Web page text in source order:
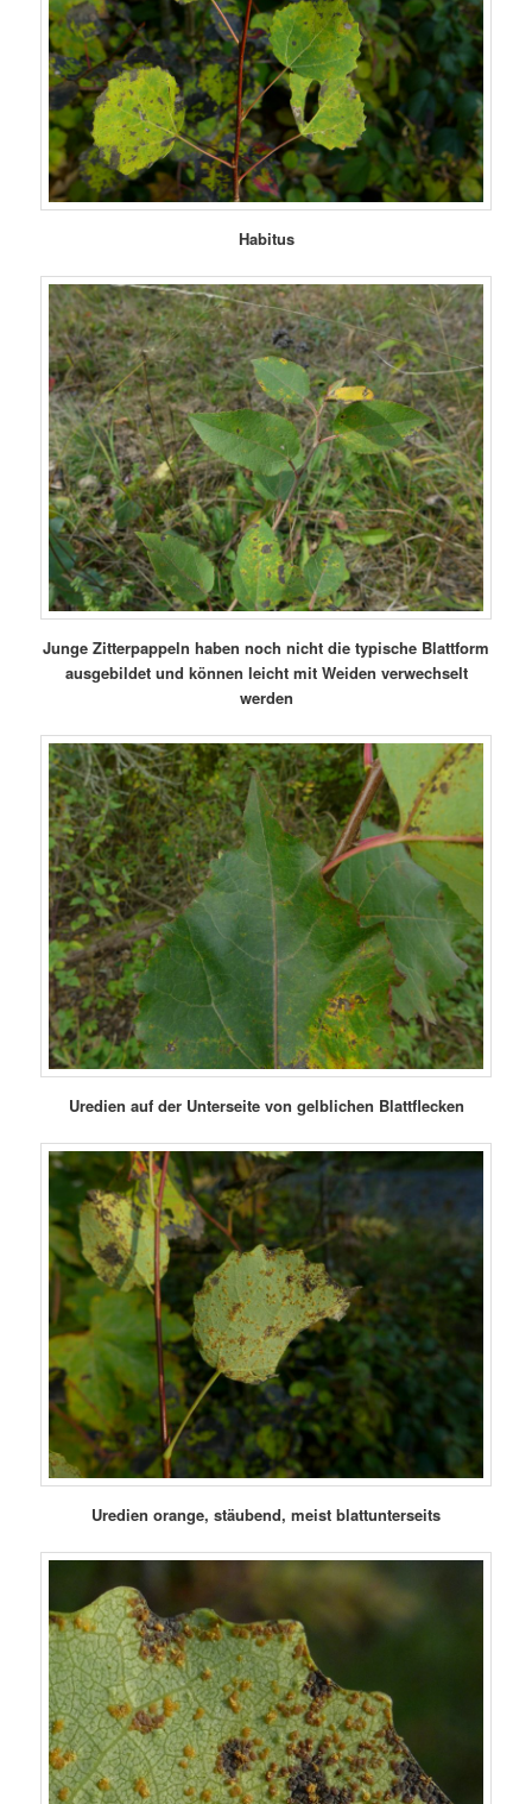
Habitus
Junge Zitterpappeln haben noch nicht die typische Blattform
ausgebildet und können leicht mit Weiden verwechselt
werden
Uredien auf der Unterseite von gelblichen Blattflecken
Uredien orange, stäubend, meist blattunterseits